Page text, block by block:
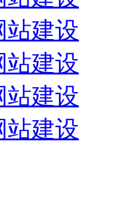
站建设
站建设
站建设
站建设